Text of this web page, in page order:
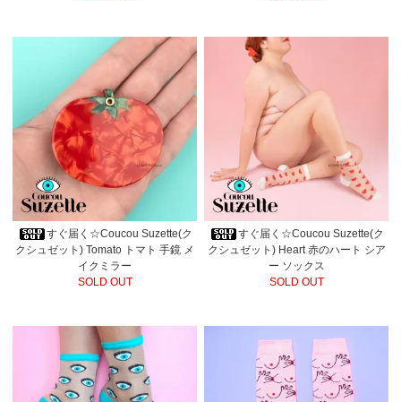
すぐ届く☆Coucou Suzette(ク
クシュゼット) Tomato トマト 手鏡 メ
イクミラー
SOLD OUT
すぐ届く☆Coucou Suzette(ク
クシュゼット) Heart 赤のハート シア
ー ソックス
SOLD OUT